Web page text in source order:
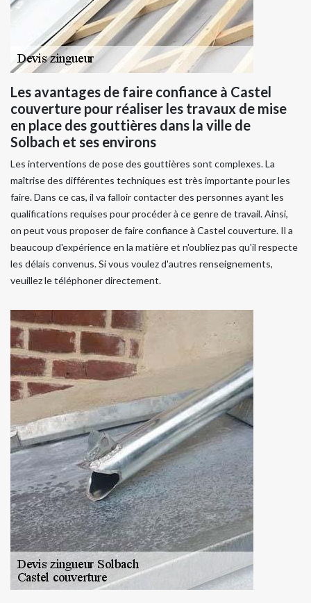
Les avantages de faire confiance à Castel
couverture pour réaliser les travaux de mise
en place des gouttières dans la ville de
Solbach et ses environs
Les interventions de pose des gouttières sont complexes. La
maîtrise des différentes techniques est très importante pour les
faire. Dans ce cas, il va falloir contacter des personnes ayant les
qualifications requises pour procéder à ce genre de travail. Ainsi,
on peut vous proposer de faire confiance à Castel couverture. Il a
beaucoup d'expérience en la matière et n'oubliez pas qu'il respecte
les délais convenus. Si vous voulez d'autres renseignements,
veuillez le téléphoner directement.